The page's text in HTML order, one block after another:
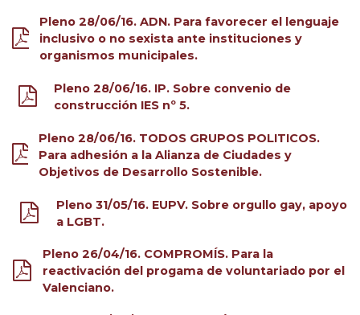
Pleno 28/06/16. ADN. Para favorecer el lenguaje
inclusivo o no sexista ante instituciones y
organismos municipales.
Pleno 28/06/16. IP. Sobre convenio de
construcción IES nº 5.
Pleno 28/06/16. TODOS GRUPOS POLITICOS.
Para adhesión a la Alianza de Ciudades y
Objetivos de Desarrollo Sostenible.
Pleno 31/05/16. EUPV. Sobre orgullo gay, apoyo
a LGBT.
Pleno 26/04/16. COMPROMÍS. Para la
reactivación del progama de voluntariado por el
Valenciano.